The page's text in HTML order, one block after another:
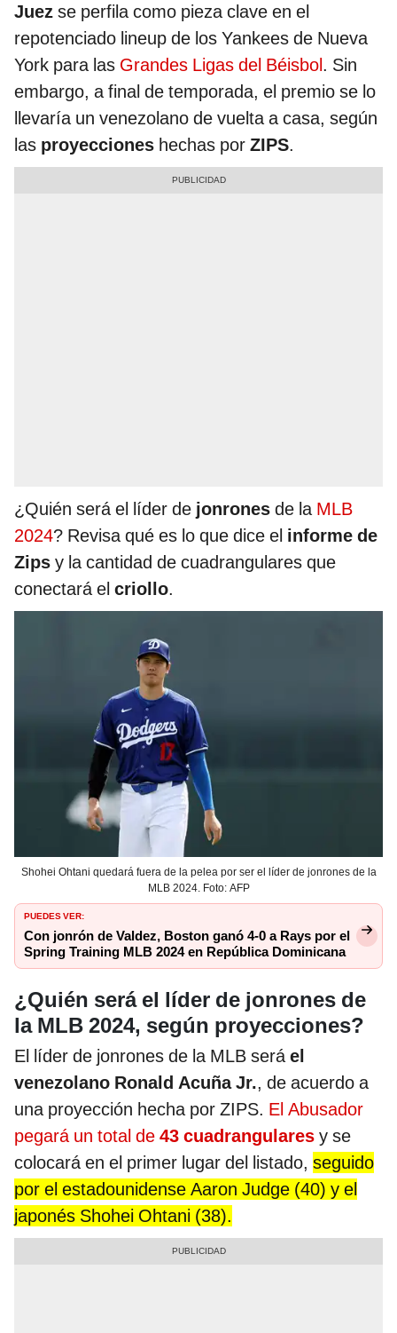
Juez se perfila como pieza clave en el
repotenciado lineup de los Yankees de Nueva
York para las Grandes Ligas del Béisbol. Sin
embargo, a final de temporada, el premio se lo
llevaría un venezolano de vuelta a casa, según
las proyecciones hechas por ZIPS.
¿Quién será el líder de jonrones de la MLB
2024? Revisa qué es lo que dice el informe de
Zips y la cantidad de cuadrangulares que
conectará el criollo.
Shohei Ohtani quedará fuera de la pelea por ser el líder de jonrones de la
MLB 2024. Foto: AFP
PUEDES VER:
Con jonrón de Valdez, Boston ganó 4-0 a Rays por el
Spring Training MLB 2024 en República Dominicana
¿Quién será el líder de jonrones de
la MLB 2024, según proyecciones?
El líder de jonrones de la MLB seráel
venezolano Ronald Acuña Jr., de acuerdo a
una proyección hecha por ZIPS. El Abusador
pegará un total de 43 cuadrangulares y se
colocará en el primer lugar del listado, seguido
por el estadounidense Aaron Judge (40) y el
japonés Shohei Ohtani (38).